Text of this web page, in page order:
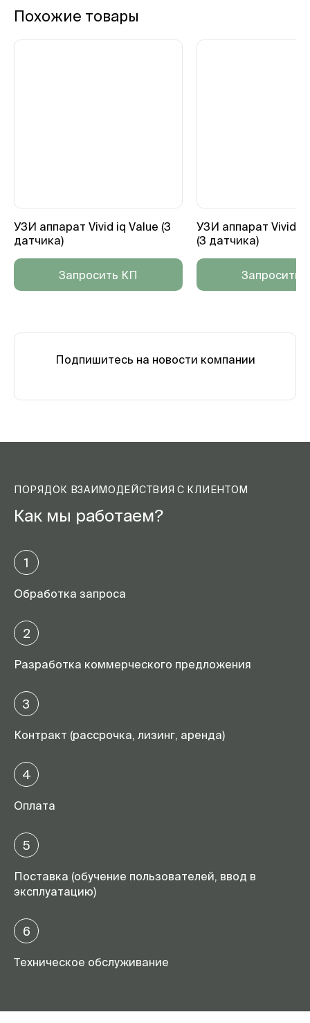
Похожие товары
УЗИ аппарат Vivid iq Value (3
датчика)
Запросить КП
УЗИ аппарат Vivid
(3 датчика)
Запросить
Подпишитесь на новости компании
ПОРЯДОК ВЗАИМОДЕЙСТВИЯ С КЛИЕНТОМ
Как мы работаем?
1
Обработка запроса
2
Разработка коммерческого предложения
3
Контракт (рассрочка, лизинг, аренда)
4
Оплата
5
Поставка (обучение пользователей, ввод в
эксплуатацию)
6
Техническое обслуживание